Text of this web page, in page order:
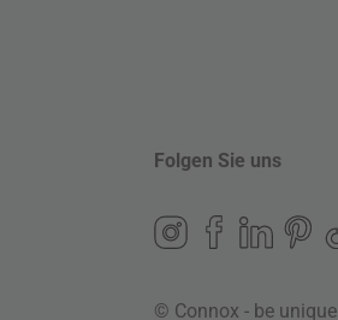
Folgen Sie uns
© Connox - be unique.